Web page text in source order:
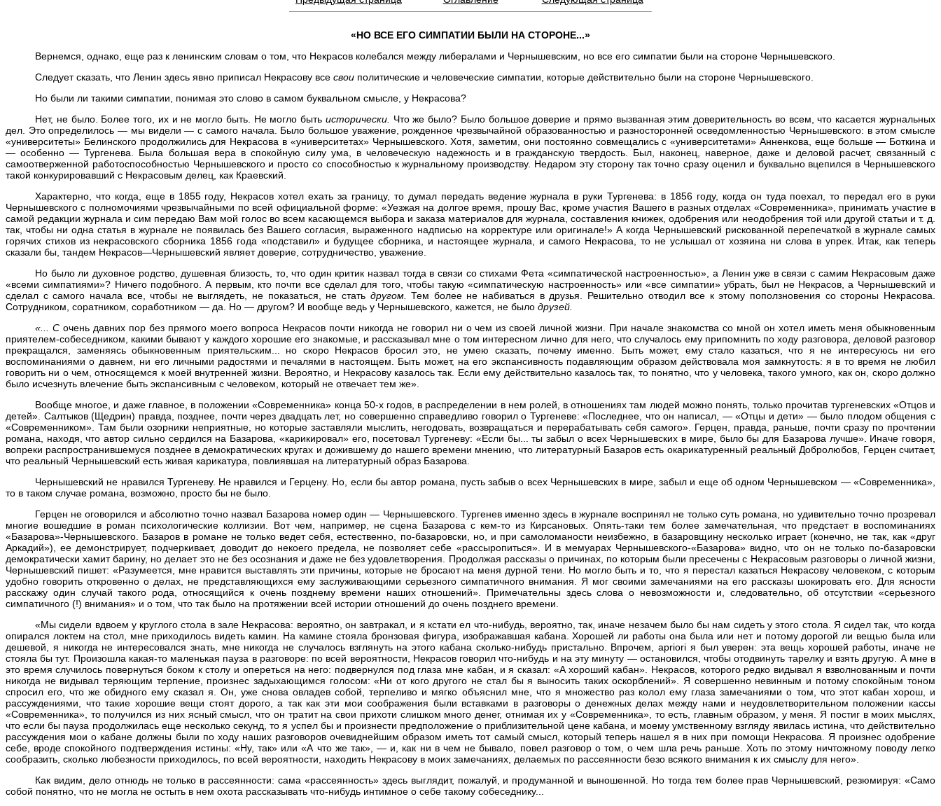
«НО ВСЕ ЕГО СИМПАТИИ БЫЛИ НА СТОРОНЕ...»
Вернемся, однако, еще раз к ленинским словам о том, что Некрасов колебался между либералами и Чернышевским, но все его симпатии были на стороне Чернышевского.
Следует сказать, что Ленин здесь явно приписал Некрасову все свои политические и человеческие симпатии, которые действительно были на стороне Чернышевского.
Но были ли такими симпатии, понимая это слово в самом буквальном смысле, у Некрасова?
Нет, не было. Более того, их и не могло быть. Не могло быть исторически.
Что же было? Было большое доверие и прямо вызванная этим доверительность во всем, что касается журнальных
дел. Это определилось — мы видели — с самого начала. Было большое уважение, рожденное чрезвычайной образованностью и разносторонней осведомленностью Чернышевского: в этом смысле
«университеты» Белинского продолжились для Некрасова в «университетах» Чернышевского. Хотя, заметим, они постоянно совмещались с «университетами» Анненкова, еще больше — Боткина и
— особенно — Тургенева. Была большая вера в спокойную силу ума, в человеческую надежность и в гражданскую твердость. Был, наконец, наверное, даже и деловой расчет, связанный с
самоотверженной работоспособностью Чернышевского и просто со способностью к журнальному производству. Недаром эту сторону так точно сразу оценил и буквально вцепился в Чернышевского
такой конкурировавший с Некрасовым делец, как Краевский.
Характерно, что когда, еще в 1855 году, Некрасов хотел ехать за границу, то думал передать ведение журнала в руки Тургенева: в 1856 году, когда он туда поехал, то передал его в руки
Чернышевского с полномочиями чрезвычайными по всей официальной форме: «Уезжая на долгое время, прошу Вас, кроме участия Вашего в разных отделах «Современника», принимать участие в
самой редакции журнала и сим передаю Вам мой голос во всем касающемся выбора и заказа материалов для журнала, составления книжек, одобрения или неодобрения той или другой статьи и т. д.
так, чтобы ни одна статья в журнале не появилась без Вашего согласия, выраженного надписью на корректуре или оригинале!» А когда Чернышевский рискованной перепечаткой в журнале самых
горячих стихов из некрасовского сборника 1856 года «подставил» и будущее сборника, и настоящее журнала, и самого Некрасова, то не услышал от хозяина ни слова в упрек. Итак, как теперь
сказали бы, тандем Некрасов—Чернышевский являет доверие, сотрудничество, уважение.
Но было ли духовное родство, душевная близость, то, что один критик назвал тогда в связи со стихами Фета «симпатической настроенностью», а Ленин уже в связи с самим Некрасовым даже
«всеми симпатиями»? Ничего подобного. А первым, кто почти все сделал для того, чтобы такую «симпатическую настроенность» или «все симпатии» убрать, был не Некрасов, а Чернышевский и
сделал с самого начала все, чтобы не выглядеть, не показаться, не стать другом.
Тем более не набиваться в друзья. Решительно отводил все к этому поползновения со стороны Некрасова.
Сотрудником, соратником, соработником — да. Но — другом? И вообще ведь у Чернышевского, кажется, не было друзей.
«... Сочень давних пор без прямого моего вопроса Некрасов почти никогда не говорил ни о чем из своей личной жизни. При начале знакомства со мной он хотел иметь меня обыкновенным
приятелем-собеседником, какими бывают у каждого хорошие его знакомые, и рассказывал мне о том интересном лично для него, что случалось ему припомнить по ходу разговора, деловой разговор
прекращался, заменяясь обыкновенным приятельским... но скоро Некрасов бросил это, не умею сказать, почему именно. Быть может, ему стало казаться, что я не интересуюсь ни его
воспоминаниями о давнем, ни его личными радостями и печалями в настоящем. Быть может, на его экспансивность подавляющим образом действовала моя замкнутость: я в то время не любил
говорить ни о чем, относящемся к моей внутренней жизни. Вероятно, и Некрасову казалось так. Если ему действительно казалось так, то понятно, что у человека, такого умного, как он, скоро должно
было исчезнуть влечение быть экспансивным с человеком, который не отвечает тем же».
Вообще многое, и даже главное, в положении «Современника» конца 50-х годов, в распределении в нем ролей, в отношениях там людей можно понять, только прочитав тургеневских «Отцов и
детей». Салтыков (Щедрин) правда, позднее, почти через двадцать лет, но совершенно справедливо говорил о Тургеневе: «Последнее, что он написал, — «Отцы и дети» — было плодом общения с
«Современником». Там были озорники неприятные, но которые заставляли мыслить, негодовать, возвращаться и перерабатывать себя самого». Герцен, правда, раньше, почти сразу по прочтении
романа, находя, что автор сильно сердился на Базарова, «карикировал» его, посетовал Тургеневу: «Если бы... ты забыл о всех Чернышевских в мире, было бы для Базарова лучше». Иначе говоря,
вопреки распространившемуся позднее в демократических кругах и дожившему до нашего времени мнению, что литературный Базаров есть окарикатуренный реальный Добролюбов, Герцен считает,
что реальный Чернышевский есть живая карикатура, повлиявшая на литературный образ Базарова.
Чернышевский не нравился Тургеневу. Не нравился и Герцену. Но, если бы автор романа, пусть забыв о всех Чернышевских в мире, забыл и еще об одном Чернышевском — «Современника»,
то в таком случае романа, возможно, просто бы не было.
Герцен не оговорился и абсолютно точно назвал Базарова номер один — Чернышевского. Тургенев именно здесь в журнале воспринял не только суть романа, но удивительно точно прозревал
многие вошедшие в роман психологические коллизии. Вот чем, например, не сцена Базарова с кем-то из Кирсановых. Опять-таки тем более замечательная, что предстает в воспоминаниях
«Базарова»-Чернышевского. Базаров в романе не только ведет себя, естественно, по-базаровски, но, и при самоломаности неизбежно, в базаровщину несколько играет (конечно, не так, как «друг
Аркадий»), ее демонстрирует, подчеркивает, доводит до некоего предела, не позволяет себе «рассыропиться». И в мемуарах Чернышевского-«Базарова» видно, что он не только по-базаровски
демократически хамит барину, но делает это не без осознания и даже не без удовлетворения. Продолжая рассказы о причинах, по которым были пресечены с Некрасовым разговоры о личной жизни,
Чернышевский пишет: «Разумеется, мне нравится выставлять эти причины, которые не бросают на меня дурной тени. Но могло быть и то, что я перестал казаться Некрасову человеком, с которым
удобно говорить откровенно о делах, не представляющихся ему заслуживающими серьезного симпатичного внимания. Я мог своими замечаниями на его рассказы шокировать его. Для ясности
расскажу один случай такого рода, относящийся к очень позднему времени наших отношений». Примечательны здесь слова о невозможности и, следовательно, об отсутствии «серьезного
симпатичного (!) внимания» и о том, что так было на протяжении всей истории отношений до очень позднего времени.
«Мы сидели вдвоем у круглого стола в зале Некрасова: вероятно, он завтракал, и я кстати ел что-нибудь, вероятно, так, иначе незачем было бы нам сидеть у этого стола. Я сидел так, что когда
опирался локтем на стол, мне приходилось видеть камин. На камине стояла бронзовая фигура, изображавшая кабана. Хорошей ли работы она была или нет и потому дорогой ли вещью была или
дешевой, я никогда не интересовался знать, мне никогда не случалось взглянуть на этого кабана сколько-нибудь пристально. Впрочем, apriori я был уверен: эта вещь хорошей работы, иначе не
стояла бы тут. Произошла какая-то маленькая пауза в разговоре: по всей вероятности, Некрасов говорил что-нибудь и на эту минуту — остановился, чтобы отодвинуть тарелку и взять другую. А мне в
это время случилось повернуться боком к столу и опереться на него: подвернулся под глаза мне кабан, и я сказал: «А хороший кабан». Некрасов, которого редко видывал я взволнованным и почти
никогда не видывал теряющим терпение, произнес задыхающимся голосом: «Ни от кого другого не стал бы я выносить таких оскорблений». Я совершенно невинным и потому спокойным тоном
спросил его, что же обидного ему сказал я. Он, уже снова овладев собой, терпеливо и мягко объяснил мне, что я множество раз колол ему глаза замечаниями о том, что этот кабан хорош, и
рассуждениями, что такие хорошие вещи стоят дорого, а так как эти мои соображения были вставками в разговоры о денежных делах между нами и неудовлетворительном положении кассы
«Современника», то получился из них ясный смысл, что он тратит на свои прихоти слишком много денег, отнимая их у «Современника», то есть, главным образом, у меня. Я постиг в моих мыслях,
что если бы пауза продолжилась еще несколько секунд, то я успел бы и произнести предположение о приблизительной цене кабана, и моему умственному взгляду явилась истина, что действительно
рассуждения мои о кабане должны были по ходу наших разговоров очевиднейшим образом иметь тот самый смысл, который теперь нашел я в них при помощи Некрасова. Я произнес одобрение
себе, вроде спокойного подтверждения истины: «Ну, так» или «А что же так», — и, как ни в чем не бывало, повел разговор о том, о чем шла речь раньше. Хоть по этому ничтожному поводу легко
сообразить, сколько любезности приходилось, по всей вероятности, находить Некрасову в моих замечаниях, делаемых по рассеянности безо всякого внимания к их смыслу для него».
Как видим, дело отнюдь не только в рассеянности: сама «рассеянность» здесь выглядит, пожалуй, и продуманной и выношенной. Но тогда тем более прав Чернышевский, резюмируя: «Само
собой понятно, что не могла не остыть в нем охота рассказывать что-нибудь интимное о себе такому собеседнику...